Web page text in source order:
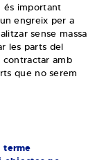
és important
engreix per a
sense massa
les parts del
amb
que no serem
terme